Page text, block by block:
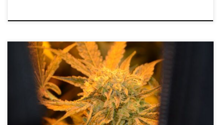
Jak wybrać odpowiedni grow tent do uprawy marihuany? Wybór
właściwego namiotu do uprawy jest jednym z kluczowych etapów
planowania całego procesu uprawy marihuany w warunkach
domowych. Rozmiar, jakość wykonania, użyte materiały i
wyposażenie wpłyną bezpośrednio na kondycję roślin, ich tempo